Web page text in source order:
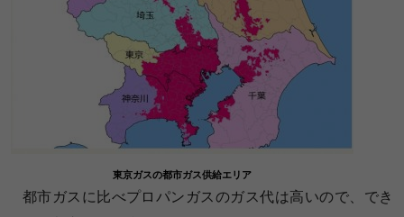
東京ガスの都市ガス供給エリア
都市ガスに比べプロパンガスのガス代は高いので、でき